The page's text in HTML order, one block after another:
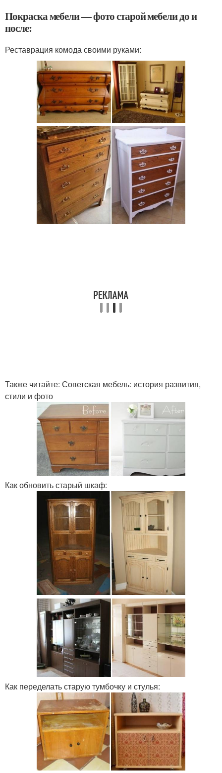
Покраска мебели — фото старой мебели до и
после:
Реставрация комода своими руками:
Также читайте: Советская мебель: история развития,
стили и фото
Как обновить старый шкаф:
Как переделать старую тумбочку и стулья: